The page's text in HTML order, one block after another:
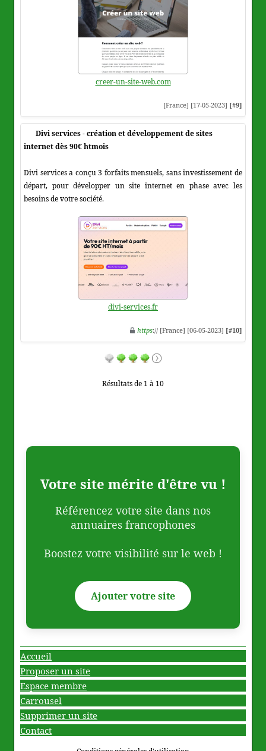
creer-un-site-web.com
[France] [17-05-2023] [#9]
Divi services - création et développement de sites
internet dès 90€ htmois
Divi services a conçu 3 forfaits mensuels, sans investissement de
départ, pour développer un site internet en phase avec les
besoins de votre société.
divi-services.fr
https:// [France] [06-05-2023] [#10]
Résultats de 1 à 10
Votre site mérite d'être vu !
Référencez votre site dans nos
annuaires francophones
Boostez votre visibilité sur le web !
Ajouter votre site
Accueil
Proposer un site
Espace membre
Carrousel
Supprimer un site
Contact